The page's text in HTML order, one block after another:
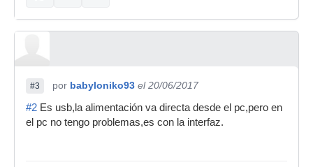
#3 por babyloniko93 el 20/06/2017
#2 Es usb,la alimentación va directa desde el pc,pero en
el pc no tengo problemas,es con la interfaz.